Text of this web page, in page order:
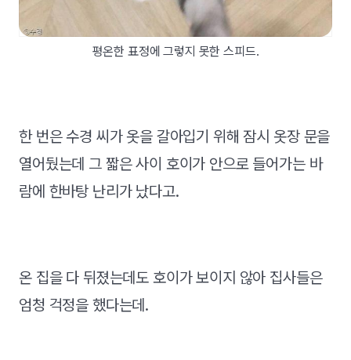
평온한 표정에 그렇지 못한 스피드.
한 번은 수경 씨가 옷을 갈아입기 위해 잠시 옷장 문을
열어뒀는데 그 짧은 사이 호이가 안으로 들어가는 바
람에 한바탕 난리가 났다고.
온 집을 다 뒤졌는데도 호이가 보이지 않아 집사들은
엄청 걱정을 했다는데.